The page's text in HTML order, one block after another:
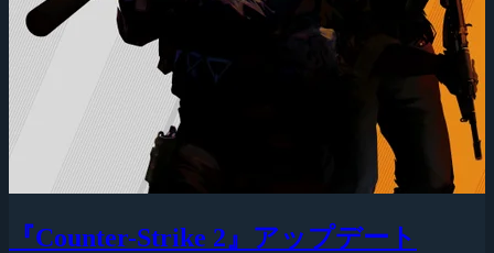
『Counter-Strike 2』アップデート